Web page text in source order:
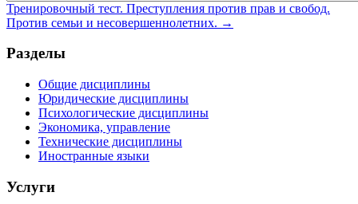
Тренировочный тест. Преступления против прав и свобод.
Против семьи и несовершеннолетних. →
Разделы
Общие дисциплины
Юридические дисциплины
Психологические дисциплины
Экономика, управление
Технические дисциплины
Иностранные языки
Услуги